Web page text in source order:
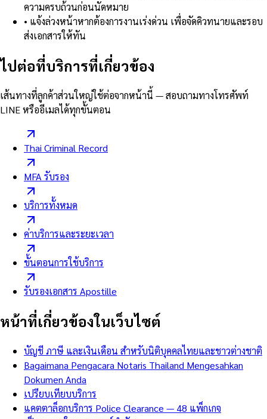
ความครบถ้วนก่อนนัดหมาย
• แจ้งล่วงหน้าหากต้องการงานเร่งด่วน เพื่อจัดคิวทนายและรอบ
ส่งเอกสารให้ทัน
ไปต่อที่บริการที่เกี่ยวข้อง
เส้นทางที่ลูกค้าส่วนใหญ่ใช้ต่อจากหน้านี้ — สอบถามทางโทรศัพท์
LINE หรืออีเมลได้ทุกขั้นตอน
Thai Criminal Record
MFA รับรอง
บริการทั้งหมด
ค่าบริการและระยะเวลา
ขั้นตอนการใช้บริการ
รับรองเอกสาร Apostille
หน้าที่เกี่ยวข้องในเว็บไซต์
บัญชี ภาษี และเงินเดือน สำหรับนิติบุคคลไทยและชาวต่างชาติ
Bagaimana Pengacara Notaris Thailand Mengesahkan
Dokumen Anda
เปรียบเทียบบริการ
แคตตาล็อกบริการ Police Clearance — 48 แพ็กเกจ